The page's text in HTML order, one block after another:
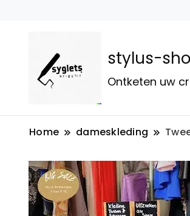
stylus-
Ontketen uw
Home dameskleding